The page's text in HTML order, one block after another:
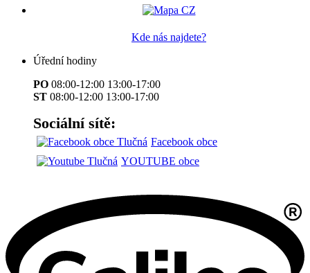
Kde nás najdete?
Úřední hodiny
PO 08:00-12:00 13:00-17:00
ST 08:00-12:00 13:00-17:00
Sociální sítě:
Facebook obce
YOUTUBE obce